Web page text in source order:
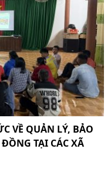
VỀ QUẢN LÝ, BẢO
TẠI CÁC XÃ